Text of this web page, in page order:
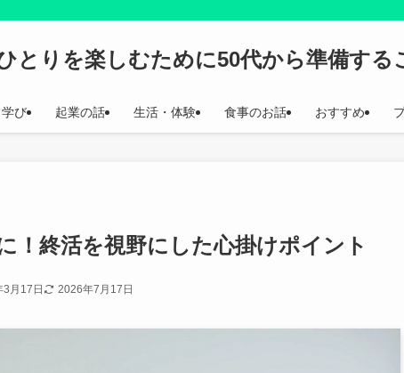
とりを楽しむために50代から準備する
び 起業の話 生活・体験 食事のお話 おすすめ
！終活を視野にした心掛けポイント
3月17日 2026年7月17日